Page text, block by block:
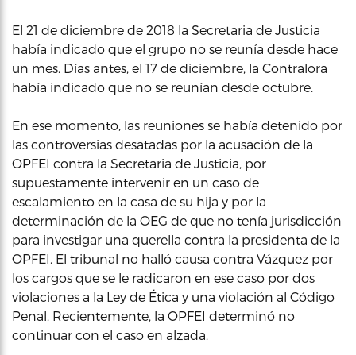
El 21 de diciembre de 2018 la Secretaria de Justicia
había indicado que el grupo no se reunía desde hace
un mes. Días antes, el 17 de diciembre, la Contralora
había indicado que no se reunían desde octubre.
En ese momento, las reuniones se había detenido por
las controversias desatadas por la acusación de la
OPFEI contra la Secretaria de Justicia, por
supuestamente intervenir en un caso de
escalamiento en la casa de su hija y por la
determinación de la OEG de que no tenía jurisdicción
para investigar una querella contra la presidenta de la
OPFEI. El tribunal no halló causa contra Vázquez por
los cargos que se le radicaron en ese caso por dos
violaciones a la Ley de Ética y una violación al Código
Penal. Recientemente, la OPFEI determinó no
continuar con el caso en alzada.